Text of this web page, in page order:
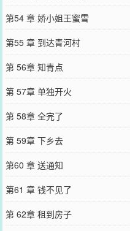
第54 章 娇小姐王蜜雪
第55 章 到达青河村
第 56章 知青点
第 57章 单独开火
第 58章 全完了
第 59章 下乡去
第60 章 送通知
第61 章 钱不见了
第 62章 租到房子